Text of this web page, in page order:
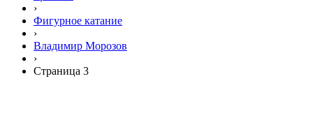
›
Фигурное катание
›
Владимир Морозов
›
Страница 3